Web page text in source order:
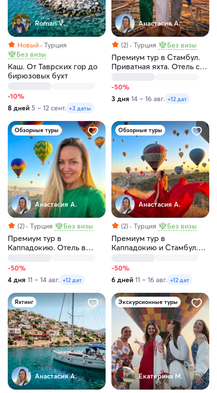
Roman V.
Новый
Турция
Без визы
Каш. От Таврских гор до
бирюзовых бухт
-10%
8 дней 5 – 12 сент. +3 даты
Анастасия А.
(2) Турция Без визы
Премиум тур в Стамбул.
Приватная яхта. Отель с
толпы
-50%
3 дня 14 – 16 авг. +12 дат
Обзорные туры
Анастасия А.
(2) Турция Без визы
Премиум тур в
Каппадокию. Отель в
подземный город
-50%
4 дня 11 – 14 авг. +12 дат
Обзорные туры
Анастасия А.
(2) Турция Без визы
Премиум тур в
Каппадокию и Стамбул.
Босфоре
-50%
6 дней 11 – 16 авг. +12 дат
Яхтинг
Анастасия А.
Экскурсионные туры
Екатерина М.